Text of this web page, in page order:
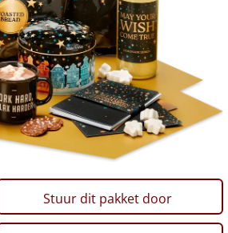
Stuur dit pakket door